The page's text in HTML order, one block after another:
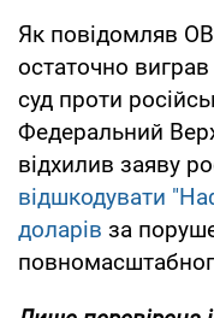
Як повідомляв
остаточно
суд проти
Федеральний
відхилив заяву
відшкодувати
доларів за